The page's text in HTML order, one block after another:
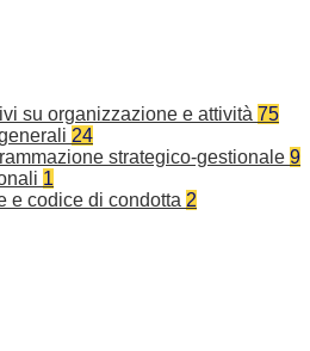
su organizzazione e attività 75
24
strategico-gestionale 9
1
e codice di condotta 2